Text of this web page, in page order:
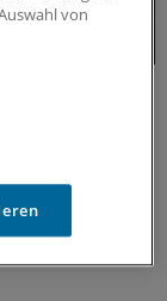
dieses
von